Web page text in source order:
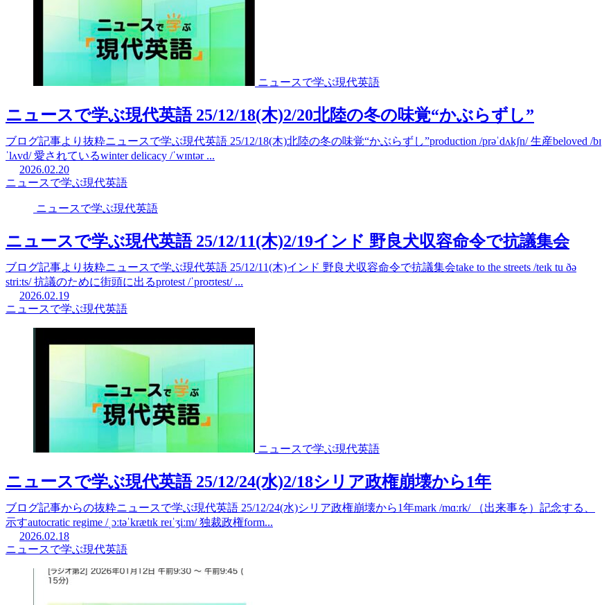
ニュースで学ぶ現代英語
ニュースで学ぶ現代英語 25/12/18(木)2/20北陸の冬の味覚“かぶらずし”
ブログ記事より抜粋ニュースで学ぶ現代英語 25/12/18(木)北陸の冬の味覚“かぶらずし”production /prəˈdʌkʃn/ 生産beloved /bɪ
ˈlʌvd/ 愛されているwinter delicacy /ˈwɪntər ...
2026.02.20
ニュースで学ぶ現代英語
ニュースで学ぶ現代英語
ニュースで学ぶ現代英語 25/12/11(木)2/19インド 野良犬収容命令で抗議集会
ブログ記事より抜粋ニュースで学ぶ現代英語 25/12/11(木)インド 野良犬収容命令で抗議集会take to the streets /teɪk tu ðə
striːts/ 抗議のために街頭に出るprotest /ˈproʊtest/ ...
2026.02.19
ニュースで学ぶ現代英語
ニュースで学ぶ現代英語
ニュースで学ぶ現代英語 25/12/24(水)2/18シリア政権崩壊から1年
ブログ記事からの抜粋ニュースで学ぶ現代英語 25/12/24(水)シリア政権崩壊から1年mark /mɑːrk/ （出来事を）記念する、
示すautocratic regime /ˌɔːtəˈkrætɪk reɪˈʒiːm/ 独裁政権form...
2026.02.18
ニュースで学ぶ現代英語